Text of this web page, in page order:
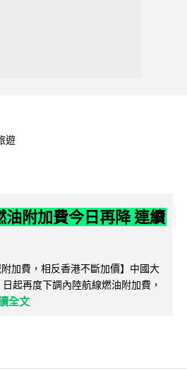
遊
油附加費今日再降 連續
附加費，相反香港不斷加價】中國大
起再度下調內陸航線燃油附加費，
全文